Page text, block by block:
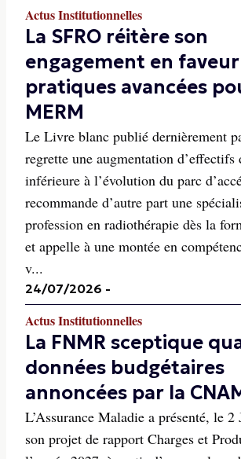
Actus Institutionnelles
La SFRO réitère son
engagement en
pratiques avancées
MERM
Le Livre blanc publié dernièrement
regrette une augmentation
inférieure à l’évolution du parc
recommande d’autre part une
profession en radiothérapie dès la
et appelle à une montée en
v...
24/07/2026 -
Actus Institutionnelles
La FNMR sceptique
données budgétaires
annoncées par la
L’Assurance Maladie a présenté, le
son projet de rapport Charges et